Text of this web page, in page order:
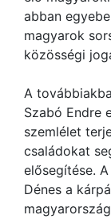
abban
magyarok
közösségi
A
Szabó Endre
szemlélet
családokat
elősegítése.
Dénes a